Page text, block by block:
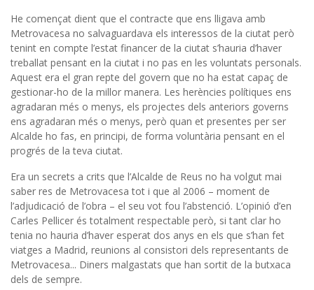
He començat dient que el contracte que ens lligava amb
Metrovacesa no salvaguardava els interessos de la ciutat però
tenint en compte l’estat financer de la ciutat s’hauria d’haver
treballat pensant en la ciutat i no pas en les voluntats personals.
Aquest era el gran repte del govern que no ha estat capaç de
gestionar-ho de la millor manera. Les herències polítiques ens
agradaran més o menys, els projectes dels anteriors governs
ens agradaran més o menys, però quan et presentes per ser
Alcalde ho fas, en principi, de forma voluntària pensant en el
progrés de la teva ciutat.
Era un secrets a crits que l’Alcalde de Reus no ha volgut mai
saber res de Metrovacesa tot i que al 2006 – moment de
l’adjudicació de l’obra – el seu vot fou l’abstenció. L’opinió d’en
Carles Pellicer és totalment respectable però, si tant clar ho
tenia no hauria d’haver esperat dos anys en els que s’han fet
viatges a Madrid, reunions al consistori dels representants de
Metrovacesa... Diners malgastats que han sortit de la butxaca
dels de sempre.